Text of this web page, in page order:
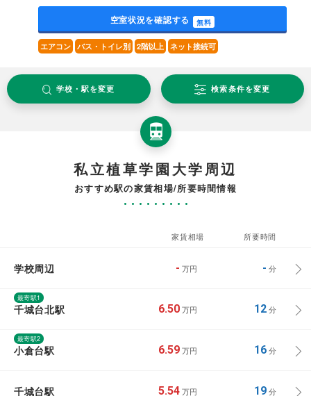
空室状況を確認する 無料
エアコン バス・トイレ別 2階以上 ネット接続可
学校・駅を変更 検索条件を変更
私立植草学園大学周辺
おすすめ駅の家賃相場/所要時間情報
家賃相場 所要時間
学校周辺 - 万円 - 分
最寄駅1
千城台北駅 6.50 万円 12分
最寄駅2
小倉台駅 6.59 万円 16分
千城台駅 5.54 万円 19分